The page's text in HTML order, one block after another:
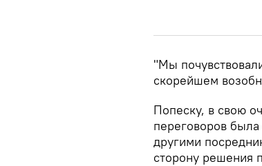
"Мы
скорейшем
Попеску, в свою
переговоров
другими
сторону решения